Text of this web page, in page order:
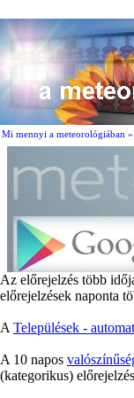
Mi mennyi a meteorológiában »
Az előrejelzés több
előrejelzések naponta
A Települések -
A 10 napos
(kategorikus)